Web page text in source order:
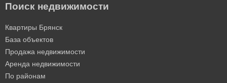
Поиск недвижимости
Квартиры Брянск
База объектов
Продажа недвижимости
Аренда недвижимости
По районам